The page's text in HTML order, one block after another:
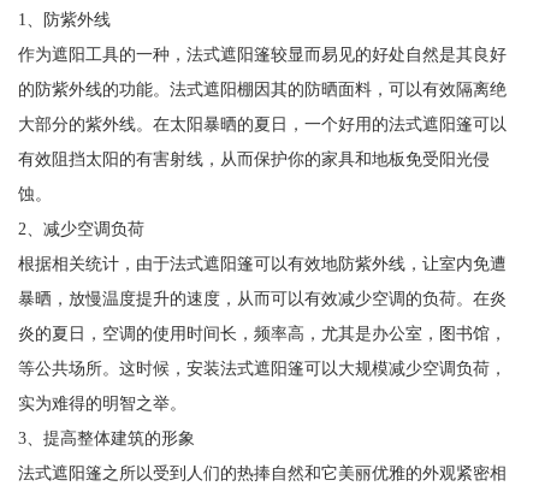
1、防紫外线
作为遮阳工具的一种，法式遮阳篷较显而易见的好处自然是其良好
的防紫外线的功能。法式遮阳棚因其的防晒面料，可以有效隔离绝
大部分的紫外线。在太阳暴晒的夏日，一个好用的法式遮阳篷可以
有效阻挡太阳的有害射线，从而保护你的家具和地板免受阳光侵
蚀。
2、减少空调负荷
根据相关统计，由于法式遮阳篷可以有效地防紫外线，让室内免遭
暴晒，放慢温度提升的速度，从而可以有效减少空调的负荷。在炎
炎的夏日，空调的使用时间长，频率高，尤其是办公室，图书馆，
等公共场所。这时候，安装法式遮阳篷可以大规模减少空调负荷，
实为难得的明智之举。
3、提高整体建筑的形象
法式遮阳篷之所以受到人们的热捧自然和它美丽优雅的外观紧密相